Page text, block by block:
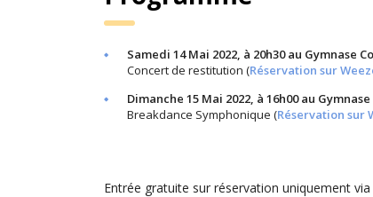
Samedi 14 Mai 2022, à 20h30 au Gymnase
Concert de restitution (Réservation sur
Dimanche 15 Mai 2022, à 16h00 au
Breakdance Symphonique (Réservation sur
Entrée gratuite sur réservation uniquement